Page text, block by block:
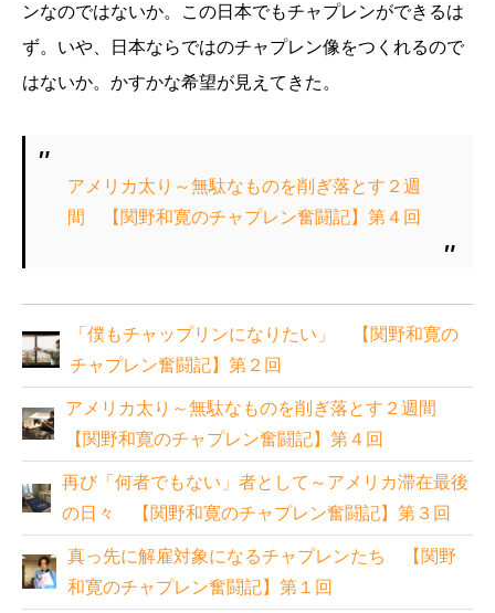
ンなのではないか。この日本でもチャプレンができるは
ず。いや、日本ならではのチャプレン像をつくれるので
はないか。かすかな希望が見えてきた。
アメリカ太り～無駄なものを削ぎ落とす２週
間 【関野和寛のチャプレン奮闘記】第４回
「僕もチャップリンになりたい」 【関野和寛の
チャプレン奮闘記】第２回
アメリカ太り～無駄なものを削ぎ落とす２週間
【関野和寛のチャプレン奮闘記】第４回
再び「何者でもない」者として～アメリカ滞在最後
の日々 【関野和寛のチャプレン奮闘記】第３回
真っ先に解雇対象になるチャプレンたち 【関野
和寛のチャプレン奮闘記】第１回